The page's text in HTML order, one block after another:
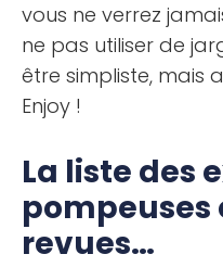
vous ne verrez
ne pas utiliser de
être simpliste, mais
Enjoy !
La liste des
pompeuses
revues…